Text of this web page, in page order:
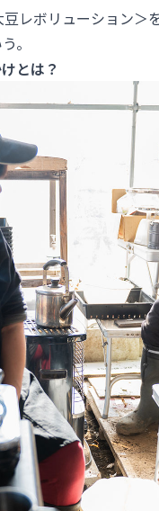
レボリューション＞
。
とは？